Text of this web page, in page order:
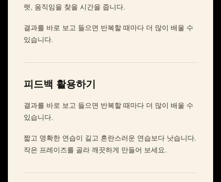
렛, 움직임을 찾을 시간을 줍니다.
결과를 바로 보고 들으면 반복할 때마다 더 많이 배울 수
있습니다.
피드백 활용하기
결과를 바로 보고 들으면 반복할 때마다 더 많이 배울 수
있습니다.
짧고 명확한 연습이 길고 혼란스러운 연습보다 낫습니다.
작은 프레이즈를 골라 깨끗하게 만들어 보세요.